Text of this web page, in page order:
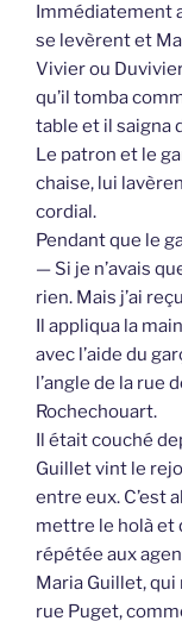
Immédiatement
se levèrent et
Vivier ou
qu’il tomba
table et il saigna
Le patron et le
chaise, lui
cordial.
Pendant que le
— Si je n’avais
rien. Mais j’ai
Il appliqua la
avec l’aide du
l’angle de la rue
Rochechouart.
Il était couché
Guillet vint le
entre eux. C’est
mettre le holà et
répétée aux
Maria Guillet, qui
rue Puget,